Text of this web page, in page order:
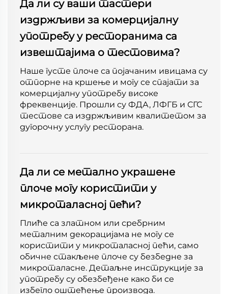
Да ли су ваши тастери
издржљиви за комерцијалну
употребу у ресторанима са
извештајима о тестовима?
Наше густе плоче са појачаним ивицама су
отпорне на кршење и могу се спајати за
комерцијалну употребу високе
фреквенције. Прошли су ФДА, ЛФГБ и СГС
тестове са издржљивим квалитетом за
дугорочну услугу ресторана.
Да ли се метално украшене
плоче могу користити у
микроталасној пећи?
Плиће са златном или сребрним
металним декорацијама не могу се
користити у микроталасној пећи, само
обичне стакљене плоче су безбедне за
микроталасне. Детаљне инструкције за
употребу су обезбеђене како би се
избегло оштећење производа.